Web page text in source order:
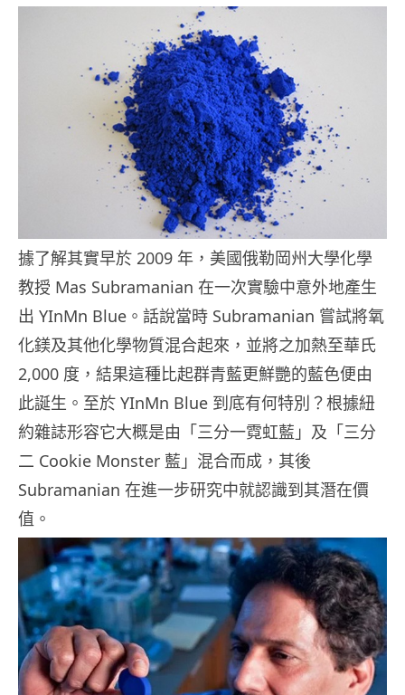
據了解其實早於 2009 年，美國俄勒岡州大學化學
教授 Mas Subramanian 在一次實驗中意外地產生
出 YInMn Blue。話說當時 Subramanian 嘗試將氧
化鎂及其他化學物質混合起來，並將之加熱至華氏
2,000 度，結果這種比起群青藍更鮮艷的藍色便由
此誕生。至於 YInMn Blue 到底有何特別？根據紐
約雜誌形容它大概是由「三分一霓虹藍」及「三分
二 Cookie Monster 藍」混合而成，其後
Subramanian 在進一步研究中就認識到其潛在價
值。